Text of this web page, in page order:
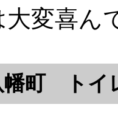
大変喜ん
幡町 ト